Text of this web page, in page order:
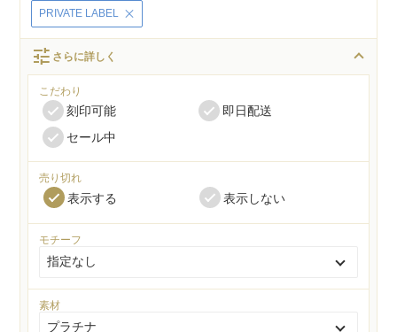
PRIVATE LABEL
tune さらに詳しく
こだわり
刻印可能
即日配送
セール中
売り切れ
表示する 表示しない
モチーフ
素材